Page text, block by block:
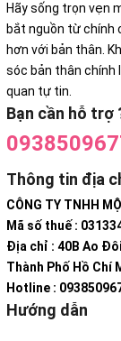
Hãy sống trọn vẹn
bắt nguồn từ chính
hơn với bản thân.
sóc bản thân chính
quan tự tin.
Bạn cần hỗ trợ
Thông tin địa
CÔNG TY TNHH
Mã số thuế :
Địa chỉ : 40B Ao
Thành Phố Hồ Chí
Hotline :
Hướng dẫn